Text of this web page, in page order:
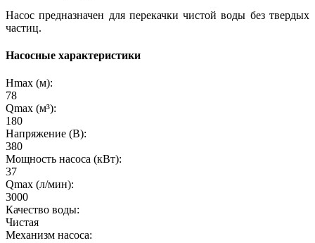
Насос предназначен для перекачки чистой воды без твердых
частиц.
Насосные характеристики
Hmax (м):
78
Qmax (м³):
180
Напряжение (В):
380
Мощность насоса (кВт):
37
Qmax (л/мин):
3000
Качество воды:
Чистая
Механизм насоса: